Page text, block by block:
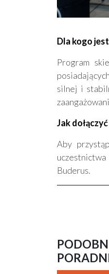
Dla kogo
Program
silnej i
Jak
Aby
Buderus.